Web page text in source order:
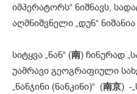
იმპერატორს“ ნიშნავს,
აღმნიშვნელი „დუნ“
სიტყვა „ნან“ (南) ჩინურად
უამრავი გეოგრაფიული
„ნანჯინი (ნანკინი)“ (南京) -